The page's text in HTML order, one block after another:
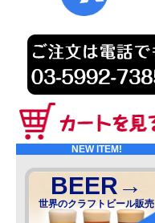
NEW ITEM!
BEER→
世界のクラフトビール販売